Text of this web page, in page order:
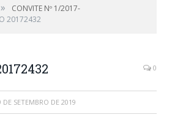
»
CONVITE Nº 1/2017-
20172432
0
DE SETEMBRO DE 2019